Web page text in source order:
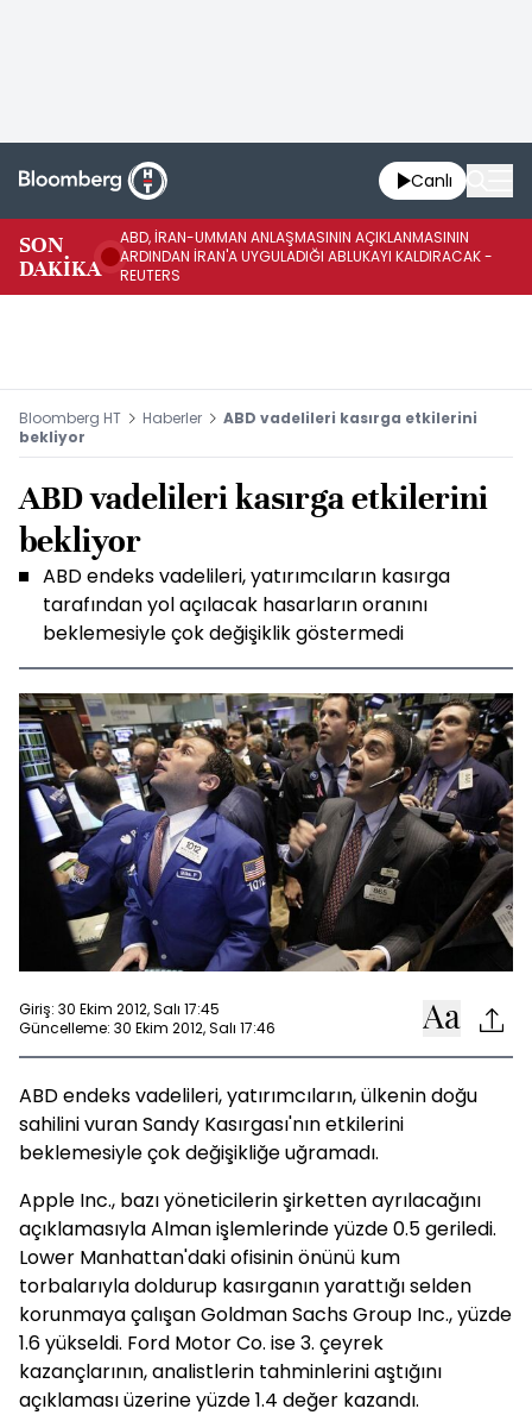
Canlı
SON
DAKİKA
ABD, İRAN-UMMAN ANLAŞMASININ AÇIKLANMASININ
ARDINDAN İRAN'A UYGULADIĞI ABLUKAYI KALDIRACAK -
REUTERS
Bloomberg HT Haberler
ABD vadelileri kasırga etkilerini
bekliyor
ABD vadelileri kasırga etkilerini
bekliyor
ABD endeks vadelileri, yatırımcıların kasırga
tarafından yol açılacak hasarların oranını
beklemesiyle çok değişiklik göstermedi
Giriş: 30 Ekim 2012, Salı 17:45
Güncelleme: 30 Ekim 2012, Salı 17:46
ABD endeks vadelileri, yatırımcıların, ülkenin doğu
sahilini vuran Sandy Kasırgası'nın etkilerini
beklemesiyle çok değişikliğe uğramadı.
Apple Inc., bazı yöneticilerin şirketten ayrılacağını
açıklamasıyla Alman işlemlerinde yüzde 0.5 geriledi.
Lower Manhattan'daki ofisinin önünü kum
torbalarıyla doldurup kasırganın yarattığı selden
korunmaya çalışan Goldman Sachs Group Inc., yüzde
1.6 yükseldi. Ford Motor Co. ise 3. çeyrek
kazançlarının, analistlerin tahminlerini aştığını
açıklaması üzerine yüzde 1.4 değer kazandı.